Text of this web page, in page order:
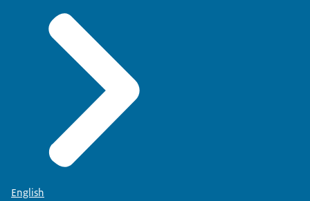
English